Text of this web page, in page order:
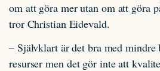
om att göra mer utan om att göra
tror Christian Eidevald.
– Självklart är det bra med mindre
resurser men det gör inte att